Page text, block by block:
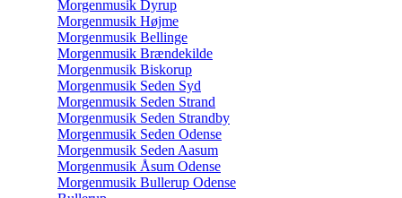
Morgenmusik Dyrup
Morgenmusik Højme
Morgenmusik Bellinge
Morgenmusik Brændekilde
Morgenmusik Biskorup
Morgenmusik Seden Syd
Morgenmusik Seden Strand
Morgenmusik Seden Strandby
Morgenmusik Seden Odense
Morgenmusik Seden Aasum
Morgenmusik Åsum Odense
Morgenmusik Bullerup Odense